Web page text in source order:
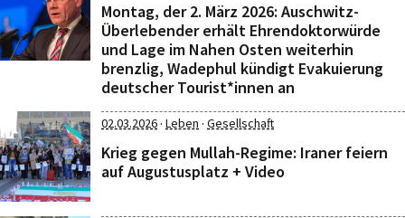
Montag, der 2. März 2026: Auschwitz-
Überlebender erhält Ehrendoktorwürde
und Lage im Nahen Osten weiterhin
brenzlig, Wadephul kündigt Evakuierung
deutscher Tourist*innen an
02.03.2026· Leben · Gesellschaft
Krieg gegen Mullah-Regime: Iraner feiern
auf Augustusplatz + Video